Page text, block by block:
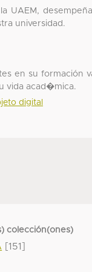
UAEM,
universidad.
en su formación
vida acad�mica.
digital
colección(ones)
[151]